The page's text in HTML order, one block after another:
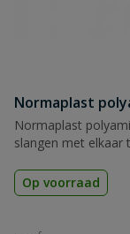
Normaplast
Normaplast
slangen met elkaar
Op voorraad